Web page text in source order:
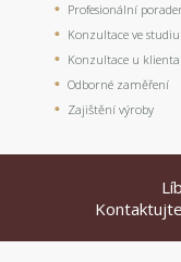
Profesionální
Konzultace ve studiu
Konzultace u klienta
Odborné zaměření
Zajištění výroby